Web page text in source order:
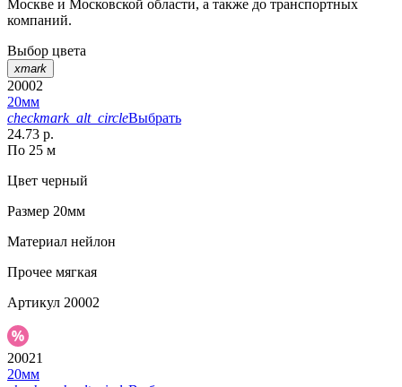
Москве и Московской области, а также до транспортных
компаний.
Выбор цвета
xmark
20002
20мм
checkmark_alt_circleВыбрать
24.73 р.
По 25 м
Цвет черный
Размер 20мм
Материал нейлон
Прочее мягкая
Артикул 20002
20021
20мм